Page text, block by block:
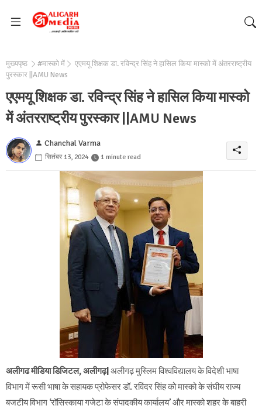
मुख्यपृष्ठ #मास्को में
एएमयू शिक्षक डा. रविन्द्र सिंह ने हासिल किया मास्को में अंतरराष्ट्रीय
पुरस्कार ||AMU News
एएमयू शिक्षक डा. रविन्द्र सिंह ने हासिल किया मास्को
में अंतरराष्ट्रीय पुरस्कार ||AMU News
Chanchal Varma
सितंबर 13, 2024 1 minute read
अलीगढ मीडिया डिजिटल, अलीगढ़| अलीगढ़ मुस्लिम विश्वविद्यालय के विदेशी भाषा
विभाग में रूसी भाषा के सहायक प्रोफेसर डॉ. रविंदर सिंह को मास्को के संघीय राज्य
बजटीय विभाग ‘रॉसिस्काया गजेटा के संपादकीय कार्यालय’ और मास्को शहर के बाहरी